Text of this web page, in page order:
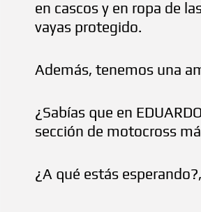
en cascos y en ropa de
vayas protegido.
Además, tenemos una
¿Sabías que en
sección de motocross
¿A qué estás